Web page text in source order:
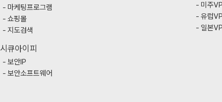
마케팅프로그램
쇼핑몰
지도검색
시큐아이피
보안IP
보안소프트웨어
미주
유럽
일본